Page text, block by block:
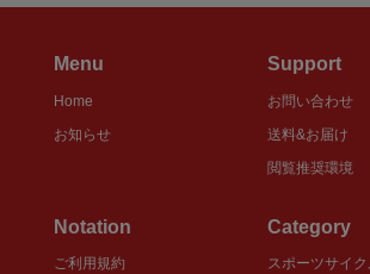
Menu
Home
お知らせ
Support
お問い合わせ
送料&お届け
閲覧推奨環境
Notation
ご利用規約
Category
スポーツサイ